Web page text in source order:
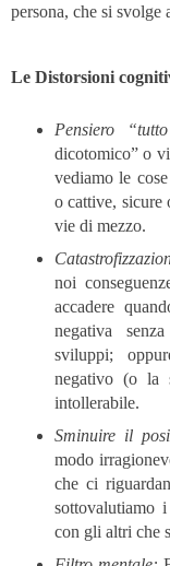
persona, che si svolge
Le Distorsioni
Pensiero
dicotomico” o
vediamo le
o cattive, sicure
vie di mezzo.
noi
accadere
negativa
sviluppi;
negativo (o la
intollerabile.
Sminuire il
modo
che ci
sottovalutiamo
con gli altri che